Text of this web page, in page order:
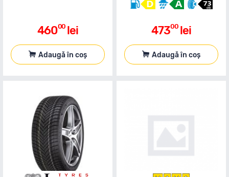
46000 lei
Adaugă în coș
47300 lei
Adaugă în coș